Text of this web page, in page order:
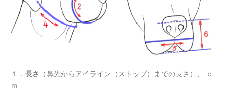
１． 長さ
（鼻先からアイライン（ストップ）までの長さ）、 ｃ
ｍ